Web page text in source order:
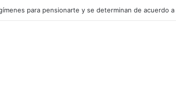
la salud de su hijo Miguelito